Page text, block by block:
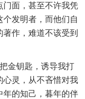
门面，甚至不许我凭
发明者，而他们自
作，难道不该受到
金钥匙，诱导我打
心灵，从不吝惜对我
年的知己，暮年的伴